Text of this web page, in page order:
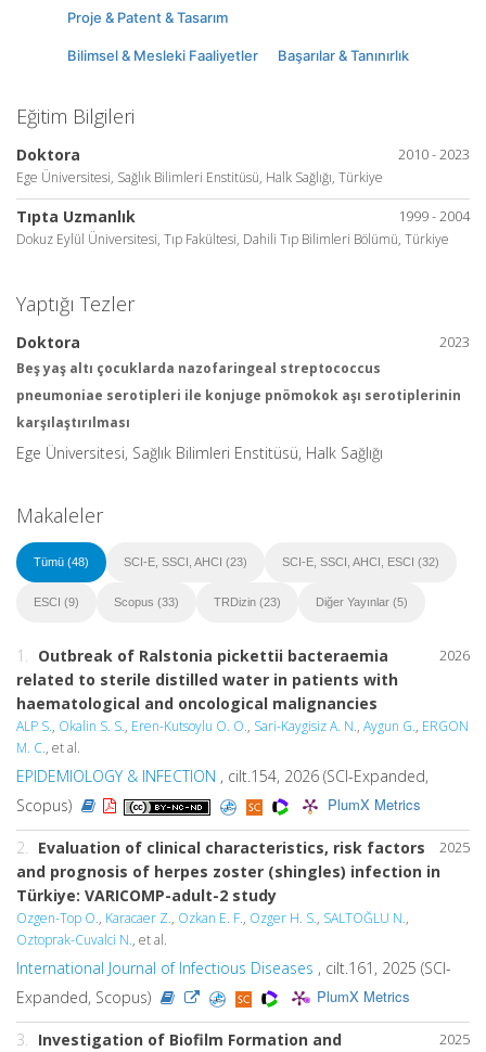
Proje & Patent & Tasarım
Bilimsel & Mesleki Faaliyetler Başarılar & Tanınırlık
Eğitim Bilgileri
2010 - 2023
Doktora
Ege Üniversitesi, Sağlık Bilimleri Enstitüsü, Halk Sağlığı, Türkiye
1999 - 2004
Tıpta Uzmanlık
Dokuz Eylül Üniversitesi, Tıp Fakültesi, Dahili Tıp Bilimleri Bölümü, Türkiye
Yaptığı Tezler
2023
Doktora
Beş yaş altı çocuklarda nazofaringeal streptococcus
pneumoniae serotipleri ile konjuge pnömokok aşı serotiplerinin
karşılaştırılması
Ege Üniversitesi, Sağlık Bilimleri Enstitüsü, Halk Sağlığı
Makaleler
Tümü (48) SCI-E, SSCI, AHCI (23) SCI-E, SSCI, AHCI, ESCI (32)
ESCI (9) Scopus (33) TRDizin (23) Diğer Yayınlar (5)
2026
1. Outbreak of Ralstonia pickettii bacteraemia
related to sterile distilled water in patients with
haematological and oncological malignancies
ALP S., Okalin S. S., Eren-Kutsoylu O. O., Sari-Kaygisiz A. N., Aygun G., ERGON
M. C., et al.
EPIDEMIOLOGY & INFECTION , cilt.154, 2026 (SCI-Expanded,
Scopus)
PlumX Metrics
2025
2. Evaluation of clinical characteristics, risk factors
and prognosis of herpes zoster (shingles) infection in
Türkiye: VARICOMP-adult-2 study
Ozgen-Top O., Karacaer Z., Ozkan E. F., Ozger H. S., SALTOĞLU N.,
Oztoprak-Cuvalci N., et al.
International Journal of Infectious Diseases , cilt.161, 2025 (SCI-
Expanded, Scopus)
PlumX Metrics
2025
3. Investigation of Biofilm Formation and